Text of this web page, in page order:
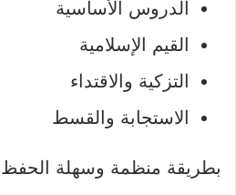
الدروس الأساسية
القيم الإسلامية
التزكية والاقتداء
الاستجابة والقسط
بطريقة منظمة وسهلة الحفظ